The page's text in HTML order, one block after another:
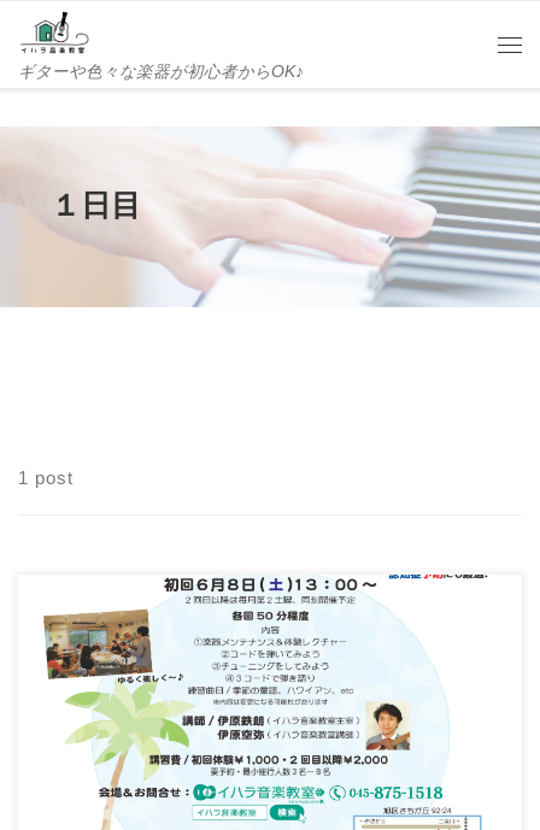
Skip to content
ギターや色々な楽器が初心者からOK♪
１日目
1 post
こんにちは、イハラ音楽教室の伊原鉄朗です。 大型連休はいか
がでしたでしょうか？ 私は奥 […]